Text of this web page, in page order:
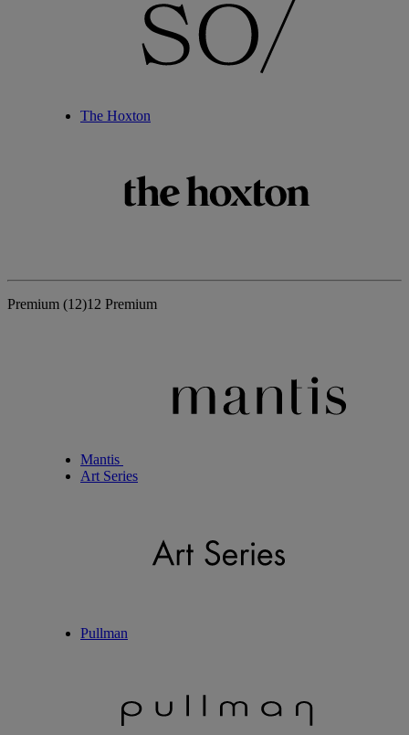
The Hoxton
Premium (12)12 Premium
Mantis
Art Series
Pullman